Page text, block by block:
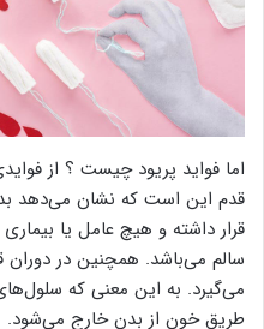
اما فواید پریود چیست ؟ از
قدم این است که نشان می‌دهد
قرار داشته و هیچ عامل یا
سالم می‌باشد. همچنین در
می‌گیرد. به این معنی که
طریق خون از بدن خارج می‌شود.